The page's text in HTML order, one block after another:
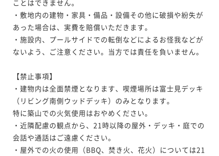
ことはできません。
・敷地内の建物・家具・備品・設備その他に破損や紛失が
あった場合は、実費を賠償いただきます。
・施設内、プールサイドでの転倒などによるお怪我などが
ないよう、ご注意ください。当方では責任を負いません。
【禁止事項】
・建物内は全面禁煙となります、喫煙場所は富士見デッキ
（リビング南側ウッドデッキ）のみとなります。
特に築山での火気使用はおやめください。
・近隣配慮の観点から、21時以降の屋外・デッキ・庭での
会話や通話はご遠慮ください。
・屋外での火の使用（BBQ、焚き火、花火）については21